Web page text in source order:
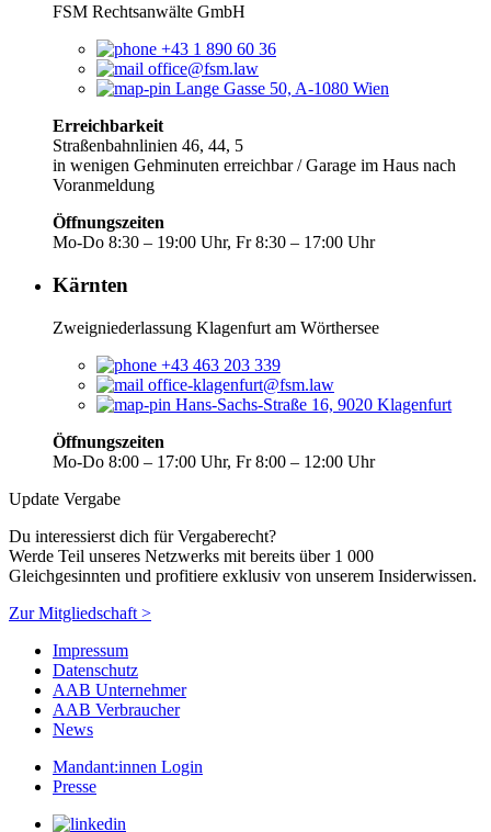
FSM Rechtsanwälte GmbH
+43 1 890 60 36
office@fsm.law
Lange Gasse 50, A-1080 Wien
Erreichbarkeit
Straßenbahnlinien 46, 44, 5
in wenigen Gehminuten erreichbar / Garage im Haus nach
Voranmeldung
Öffnungszeiten
Mo-Do 8:30 – 19:00 Uhr, Fr 8:30 – 17:00 Uhr
Kärnten
Zweigniederlassung Klagenfurt am Wörthersee
+43 463 203 339
office-klagenfurt@fsm.law
Hans-Sachs-Straße 16, 9020 Klagenfurt
Öffnungszeiten
Mo-Do 8:00 – 17:00 Uhr, Fr 8:00 – 12:00 Uhr
Update Vergabe
Du interessierst dich für Vergaberecht?
Werde Teil unseres Netzwerks mit bereits über 1 000
Gleichgesinnten und profitiere exklusiv von unserem Insiderwissen.
Zur Mitgliedschaft >
Impressum
Datenschutz
AAB Unternehmer
AAB Verbraucher
News
Mandant:innen Login
Presse